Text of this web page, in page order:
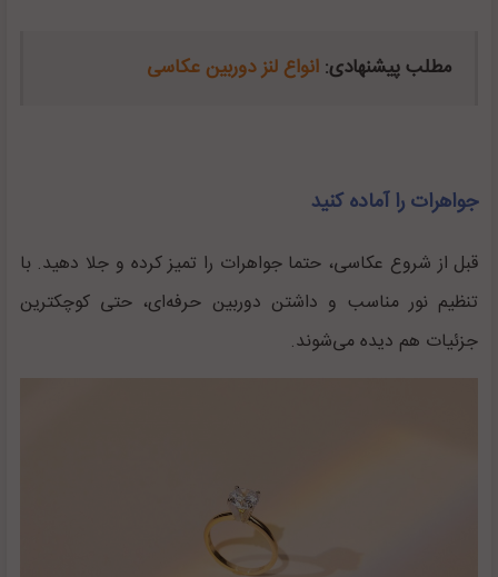
مطلب پیشنهادی: انواع لنز دوربین عکاسی
جواهرات را آماده کنید
قبل از شروع عکاسی، حتما جواهرات را تمیز کرده و جلا دهید. با
تنظیم نور مناسب و داشتن دوربین حرفه‌ای، حتی کوچکترین
جزئیات هم دیده می‌شوند.